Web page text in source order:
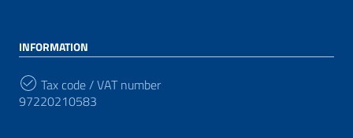
INFORMATION
Tax code / VAT number
97220210583